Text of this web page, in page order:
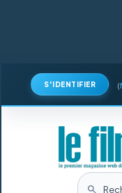
S'IDENTIFIER (